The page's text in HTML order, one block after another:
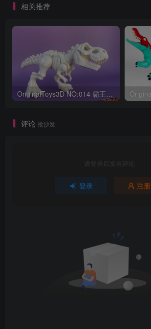
相关推荐
OriginalToys3D NO:014 霸王龙骨架
评论 抢沙发
请登录后发表评论
登录 注册